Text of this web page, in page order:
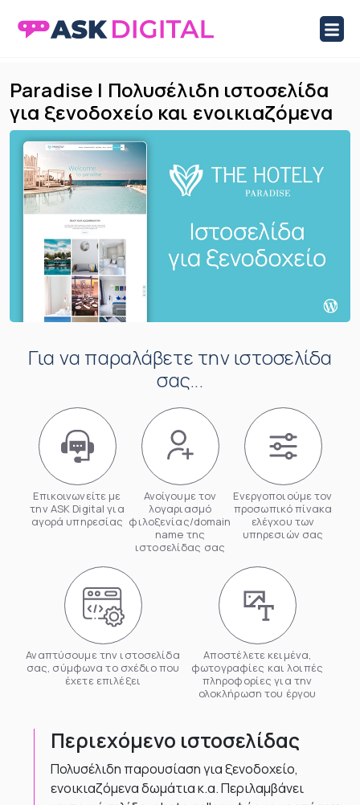
content
Paradise | Πολυσέλιδη ιστοσελίδα
για ξενοδοχείο και ενοικιαζόμενα
Για να παραλάβετε την ιστοσελίδα
σας...
Επικοινωνείτε με
την ASK Digital για
αγορά υπηρεσίας
Ανοίγουμε τον
λογαριασμό
φιλοξενίας/domain
name της
ιστοσελίδας σας
Ενεργοποιούμε τον
προσωπικό πίνακα
ελέγχου των
υπηρεσιών σας
Αναπτύσουμε την ιστοσελίδα
σας, σύμφωνα το σχέδιο που
έχετε επιλέξει
Αποστέλετε κειμένα,
φωτογραφίες και λοιπές
πληροφορίες για την
ολοκλήρωση του έργου
Περιεχόμενο ιστοσελίδας
Πολυσέλιδη παρουσίαση για ξενοδοχείο,
ενοικιαζόμενα δωμάτια κ.α. Περιλαμβάνει